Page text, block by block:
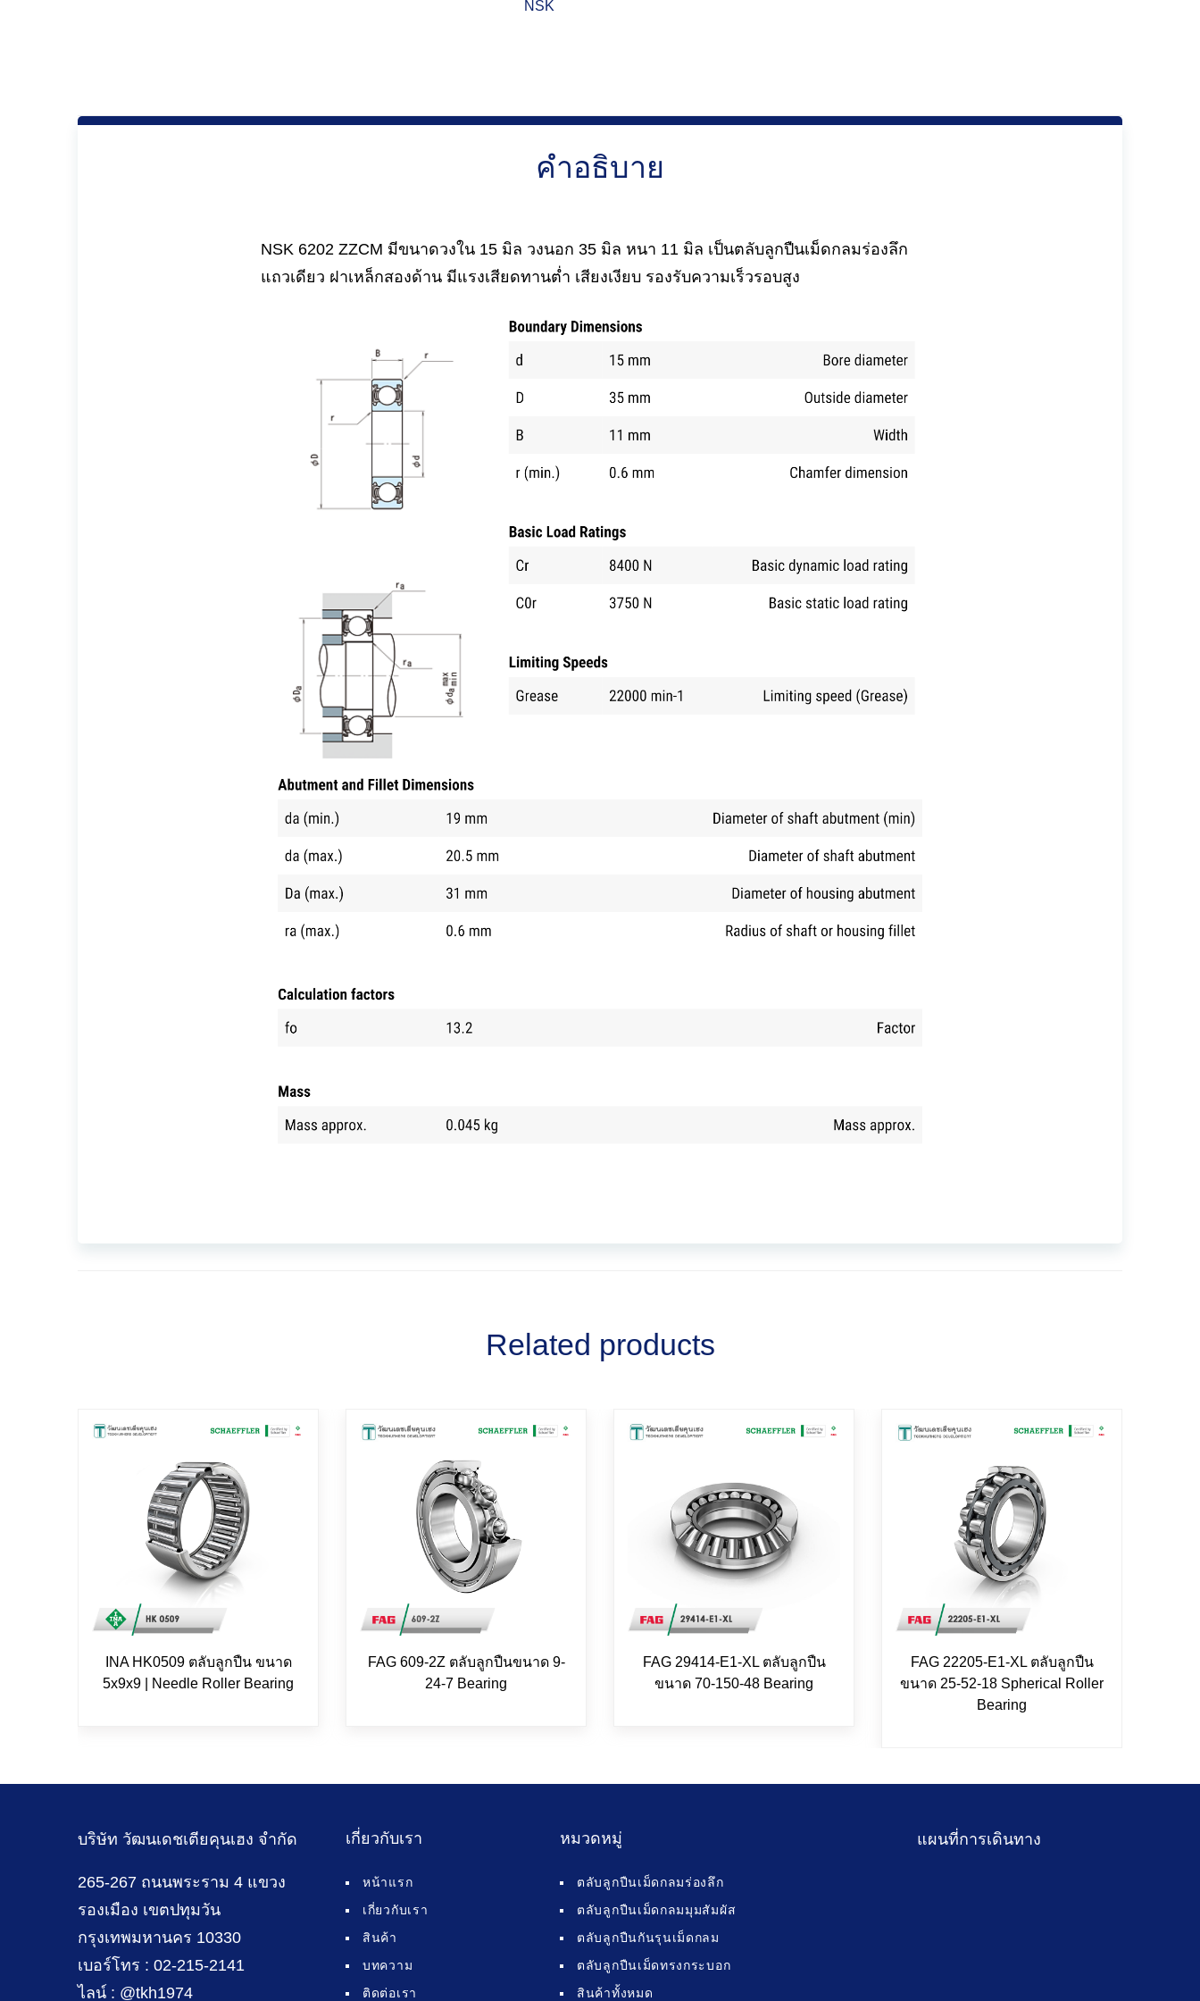
NSK
คำอธิบาย
NSK 6202 ZZCM มีขนาดวงใน 15 มิล วงนอก 35 มิล หนา 11 มิล เป็นตลับลูกปืนเม็ดกลมร่องลึก
แถวเดียว ฝาเหล็กสองด้าน มีแรงเสียดทานต่ำ เสียงเงียบ รองรับความเร็วรอบสูง
Related products
INA HK0509 ตลับลูกปืน ขนาด
5x9x9 | Needle Roller Bearing
FAG 609-2Z ตลับลูกปืนขนาด 9-
24-7 Bearing
FAG 29414-E1-XL ตลับลูกปืน
ขนาด 70-150-48 Bearing
FAG 22205-E1-XL ตลับลูกปืน
ขนาด 25-52-18 Spherical Roller
Bearing
บริษัท วัฒนเดชเตียคุนเฮง จำกัด
265-267 ถนนพระราม 4 แขวง
รองเมือง เขตปทุมวัน
กรุงเทพมหานคร 10330
เบอร์โทร : 02-215-2141
ไลน์ : @tkh1974
เกี่ยวกับเรา
หน้าแรก
เกี่ยวกับเรา
สินค้า
บทความ
ติดต่อเรา
หมวดหมู่
ตลับลูกปืนเม็ดกลมร่องลึก
ตลับลูกปืนเม็ดกลมมุมสัมผัส
ตลับลูกปืนกันรุนเม็ดกลม
ตลับลูกปืนเม็ดทรงกระบอก
สินค้าทั้งหมด
แผนที่การเดินทาง